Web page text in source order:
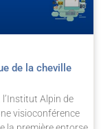
de la cheville
Alpin de
visioconférence